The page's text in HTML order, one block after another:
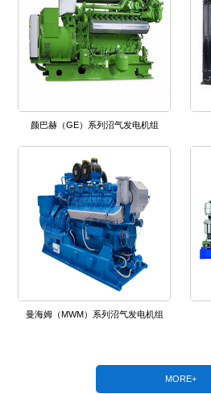
颜巴赫（GE）系列沼气发电机组
曼海姆（MWM）系列沼气发电机组
MORE+